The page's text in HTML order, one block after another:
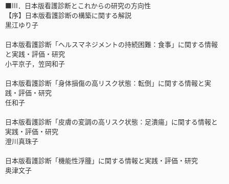
■III．日本版看護診断とこれからの研究の方向性
【序】日本版看護診断の構築に関する解説
黒江ゆり子
日本版看護診断「ヘルスマネジメントの持続困難：食事」に関する情報
と実践・評価・研究
小平京子，笠岡和子
日本版看護診断「身体損傷の高リスク状態：転倒」に関する情報と実
践・評価・研究
任和子
日本版看護診断「皮膚の変調の高リスク状態：足潰瘍」に関する情報と
実践・評価・研究
澄川真珠子
日本版看護診断「機能性浮腫」に関する情報と実践・評価・研究
奥津文子